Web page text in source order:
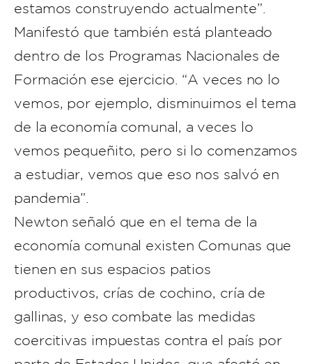
estamos construyendo actualmente”.
Manifestó que también está planteado
dentro de los Programas Nacionales de
Formación ese ejercicio. “A veces no lo
vemos, por ejemplo, disminuimos el tema
de la economía comunal, a veces lo
vemos pequeñito, pero si lo comenzamos
a estudiar, vemos que eso nos salvó en
pandemia”.
Newton señaló que en el tema de la
economía comunal existen Comunas que
tienen en sus espacios patios
productivos, crías de cochino, cría de
gallinas, y eso combate las medidas
coercitivas impuestas contra el país por